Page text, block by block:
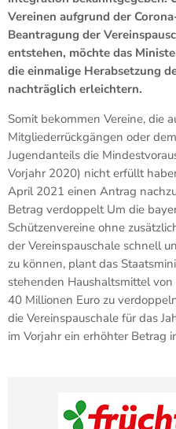
Vereinen aufgrund der
Beantragung der
entstehen, möchte das
die einmalige Herabsetzung
nachträglich erleichtern.
Somit bekommen Vereine, die
Mitgliederrückgängen oder
Jugendanteils die
Vorjahr 2020) nicht erfüllt
April 2021 einen Antrag
Betrag verdoppelt Um die
Schützenvereine ohne
der Vereinspauschale schnell
zu können, plant das
stehenden Haushaltsmittel
40 Millionen Euro zu
die Vereinspauschale für das
im Vorjahr ein erhöhter Betrag